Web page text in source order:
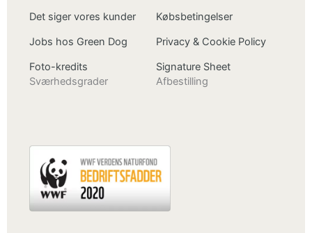
o
k
-
f
a
m
v
i
s
o
Det siger vores kunder
Jobs hos Green Dog
Foto-kredits
Sværhedsgrader
Købsbetingelser
Privacy & Cookie Policy
Signature Sheet
Afbestilling